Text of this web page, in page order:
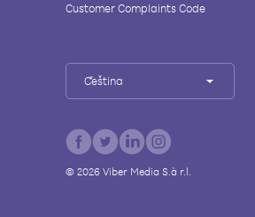
Customer Complaints Code
Čeština
© 2026Viber Media S.à r.l.